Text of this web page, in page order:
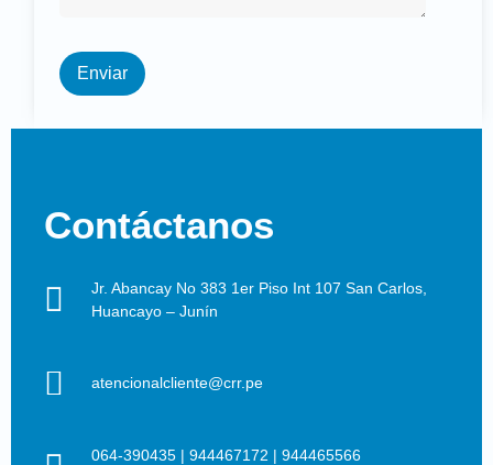
Enviar
Contáctanos
Jr. Abancay No 383 1er Piso Int 107 San Carlos,
Huancayo – Junín
atencionalcliente@crr.pe
064-390435| 944467172 | 944465566